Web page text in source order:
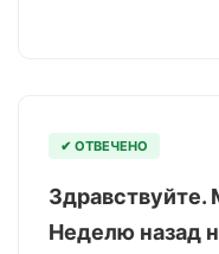
✔ ОТВЕЧЕНО
Неделю назад